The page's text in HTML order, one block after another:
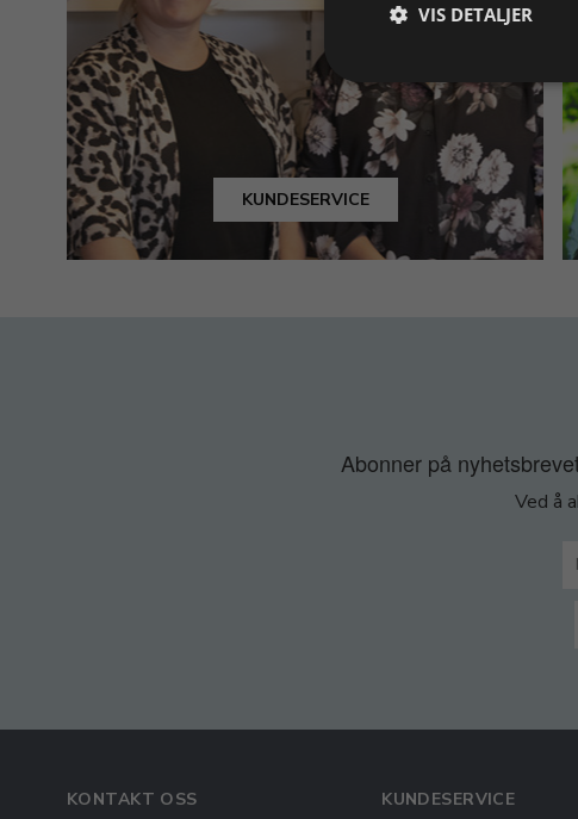
KUNDESERVICE
Abonner på
Ved å
KONTAKT OSS KUNDESERVICE
VIS DETALJER